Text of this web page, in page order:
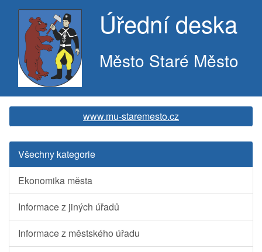
Úřední deska
Město Staré Město
www.mu-staremesto.cz
Všechny kategorie
Ekonomika města
Informace z jiných úřadů
Informace z městského úřadu